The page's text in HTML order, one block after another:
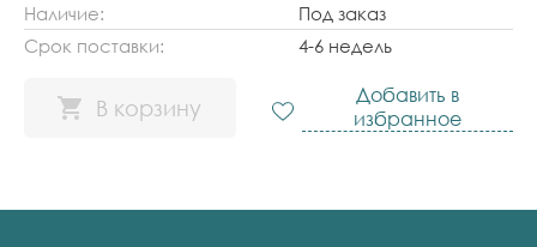
Наличие:
Под заказ
Срок поставки:
4-6 недель
В корзину
Добавить в
избранное